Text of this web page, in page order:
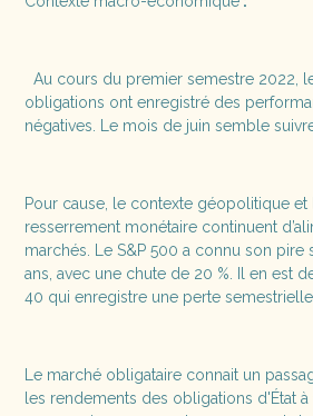
Au cours du premier semestre 2022,
obligations ont enregistré des
négatives. Le mois de juin semble
Pour cause, le contexte géopolitique
resserrement monétaire continuent
marchés. Le S&P 500 a connu son pire
ans, avec une chute de 20 %. Il en est
40 qui enregistre une perte
Le marché obligataire connait un
les rendements des obligations d'État à